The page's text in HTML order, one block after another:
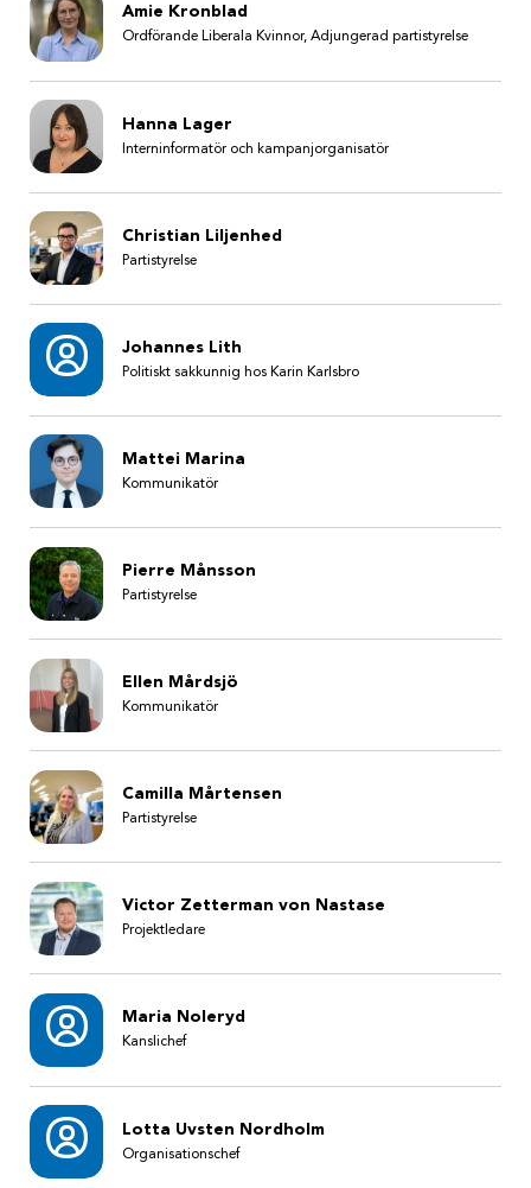
Amie Kronblad
Ordförande Liberala Kvinnor, Adjungerad partistyrelse
Hanna Lager
Interninformatör och kampanjorganisatör
Christian Liljenhed
Partistyrelse
Johannes Lith
Politiskt sakkunnig hos Karin Karlsbro
Mattei Marina
Kommunikatör
Pierre Månsson
Partistyrelse
Ellen Mårdsjö
Kommunikatör
Camilla Mårtensen
Partistyrelse
Victor Zetterman von Nastase
Projektledare
Maria Noleryd
Kanslichef
Lotta Uvsten Nordholm
Organisationschef